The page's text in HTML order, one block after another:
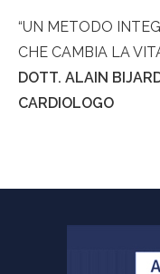
“UN METODO
CHE CAMBIA LA
DOTT. ALAIN
CARDIOLOGO